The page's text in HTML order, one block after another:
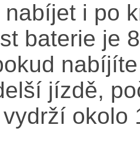
nabíjet i po
baterie je
jízdě,
okolo